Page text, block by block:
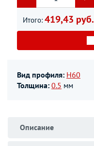
Итого: 419,43 руб.
Вид профиля: Н60
Толщина: 0.5 мм
Описание